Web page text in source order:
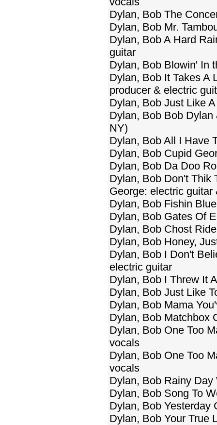
Dylan, Bob The
Dylan, Bob Mr.
Dylan, Bob A Hard
guitar
Dylan, Bob Blowin' In
Dylan, Bob It Takes A
producer & electric
Dylan, Bob Just Like
Dylan, Bob Bob
NY)
Dylan, Bob All I Have
Dylan, Bob Cupid
Dylan, Bob Da Doo
Dylan, Bob Don't Thik
George: electric guitar
Dylan, Bob Fishin
Dylan, Bob Gates Of
Dylan, Bob Chost
Dylan, Bob Honey,
Dylan, Bob I Don't
electric guitar
Dylan, Bob I Threw It
Dylan, Bob Just Like
Dylan, Bob Mama
Dylan, Bob Matchbox
Dylan, Bob One Too
vocals
Dylan, Bob One Too
vocals
Dylan, Bob Rainy
Dylan, Bob Song To
Dylan, Bob Yesterday
Dylan, Bob Your True